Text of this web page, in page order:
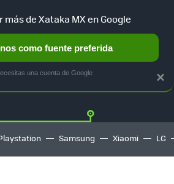
MERCADO LIBRE
Samsung Xiaomi LG
×
más de Xataka MX en Google
como fuente preferida
una cuenta de Google